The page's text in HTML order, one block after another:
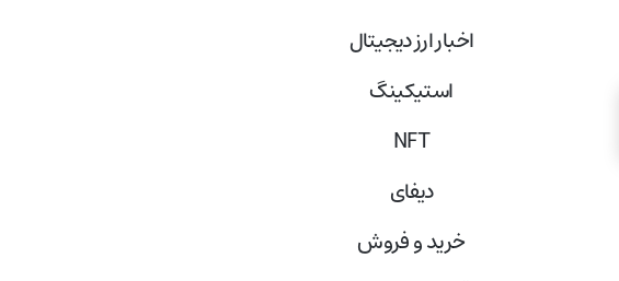
اخبار ارز دیجیتال
استیکینگ
NFT
دیفای
خرید و فروش